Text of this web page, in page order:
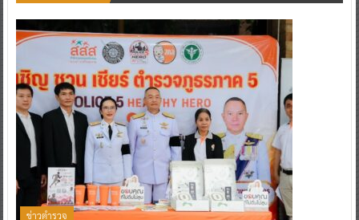
ข่าวตำรวจ